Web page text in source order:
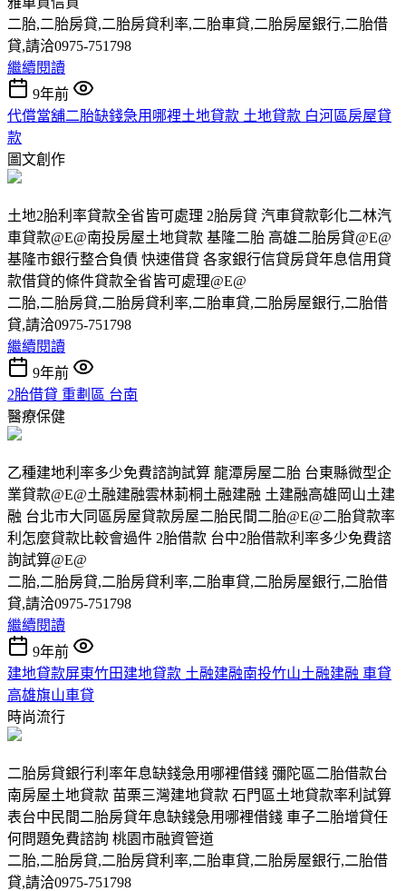
二胎,二胎房貸,二胎房貸利率,二胎車貸,二胎房屋銀行,二胎借
貸,請洽0975-751798
繼續閱讀
9年前
代償當舖二胎缺錢急用哪裡土地貸款 土地貸款 白河區房屋貸
款
圖文創作
土地2胎利率貸款全省皆可處理 2胎房貸 汽車貸款彰化二林汽
車貸款@E@南投房屋土地貸款 基隆二胎 高雄二胎房貸@E@
基隆市銀行整合負債 快速借貸 各家銀行信貸房貸年息信用貸
款借貸的條件貸款全省皆可處理@E@
二胎,二胎房貸,二胎房貸利率,二胎車貸,二胎房屋銀行,二胎借
貸,請洽0975-751798
繼續閱讀
9年前
2胎借貸 重劃區 台南
醫療保健
乙種建地利率多少免費諮詢試算 龍潭房屋二胎 台東縣微型企
業貸款@E@土融建融雲林莿桐土融建融 土建融高雄岡山土建
融 台北市大同區房屋貸款房屋二胎民間二胎@E@二胎貸款率
利怎麼貸款比較會過件 2胎借款 台中2胎借款利率多少免費諮
詢試算@E@
二胎,二胎房貸,二胎房貸利率,二胎車貸,二胎房屋銀行,二胎借
貸,請洽0975-751798
繼續閱讀
9年前
建地貸款屏東竹田建地貸款 土融建融南投竹山土融建融 車貸
高雄旗山車貸
時尚流行
二胎房貸銀行利率年息缺錢急用哪裡借錢 彌陀區二胎借款台
南房屋土地貸款 苗栗三灣建地貸款 石門區土地貸款率利試算
表台中民間二胎房貸年息缺錢急用哪裡借錢 車子二胎增貸任
何問題免費諮詢 桃園市融資管道
二胎,二胎房貸,二胎房貸利率,二胎車貸,二胎房屋銀行,二胎借
貸,請洽0975-751798